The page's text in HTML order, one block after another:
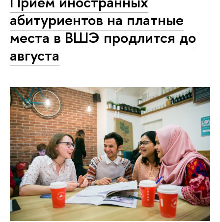
абитуриентов на платные
места в ВШЭ продлится до
августа